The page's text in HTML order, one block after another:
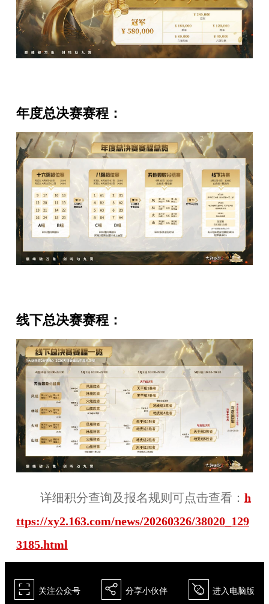
年度总决赛赛程：
线下总决赛赛程：
详细积分查询及报名规则可点击查看： h
ttps://xy2.163.com/news/20260326/38020_129
3185.html
򰀁 关注公众号 򰀂 分享小伙伴 򰀄 进入电脑版